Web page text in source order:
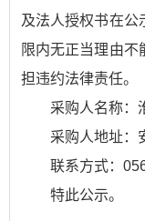
及法人授权书在公
限内无正当理由不
担违约法律责任。
采购人名称：
采购人地址：
联系方式：
特此公示。